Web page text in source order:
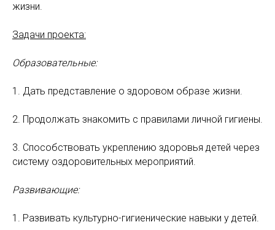
жизни.
Задачи проекта:
Образовательные:
1. Дать представление о здоровом образе жизни.
2. Продолжать знакомить с правилами личной гигиены.
3. Способствовать укреплению здоровья детей через
систему оздоровительных мероприятий.
Развивающие:
1. Развивать культурно-гигиенические навыки у детей.